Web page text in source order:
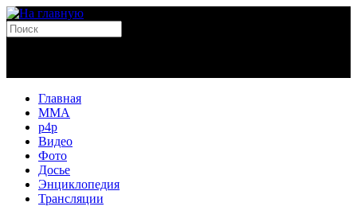
Главная
MMA
p4p
Видео
Фото
Досье
Энциклопедия
Трансляции